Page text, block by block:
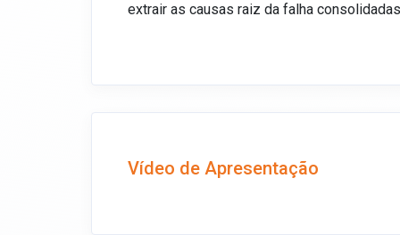
extrair as causas raiz da falha
Vídeo de Apresentação